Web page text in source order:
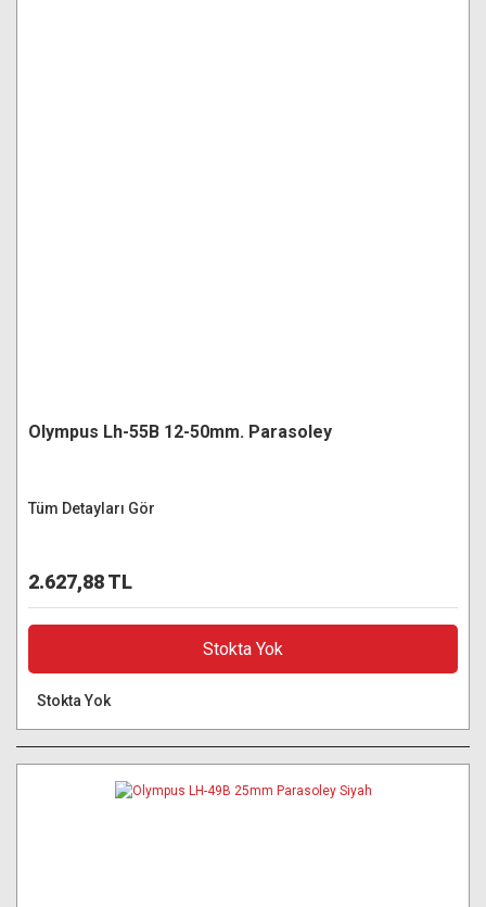
Olympus Lh-55B 12-50mm. Parasoley
Tüm Detayları Gör
2.627,88 TL
Stokta Yok
Stokta Yok